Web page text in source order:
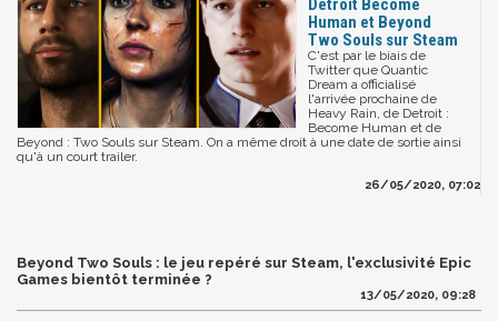
Detroit Become
Human et Beyond
Two Souls sur Steam
C'est par le biais de
Twitter que Quantic
Dream a officialisé
l'arrivée prochaine de
Heavy Rain, de Detroit :
Become Human et de
Beyond : Two Souls sur Steam. On a même droit à une date de sortie ainsi
qu'à un court trailer.
26/05/2020, 07:02
Beyond Two Souls : le jeu repéré sur Steam, l'exclusivité Epic
Games bientôt terminée ?
13/05/2020, 09:28